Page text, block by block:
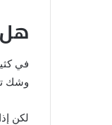
هل
في
وشك
لكن